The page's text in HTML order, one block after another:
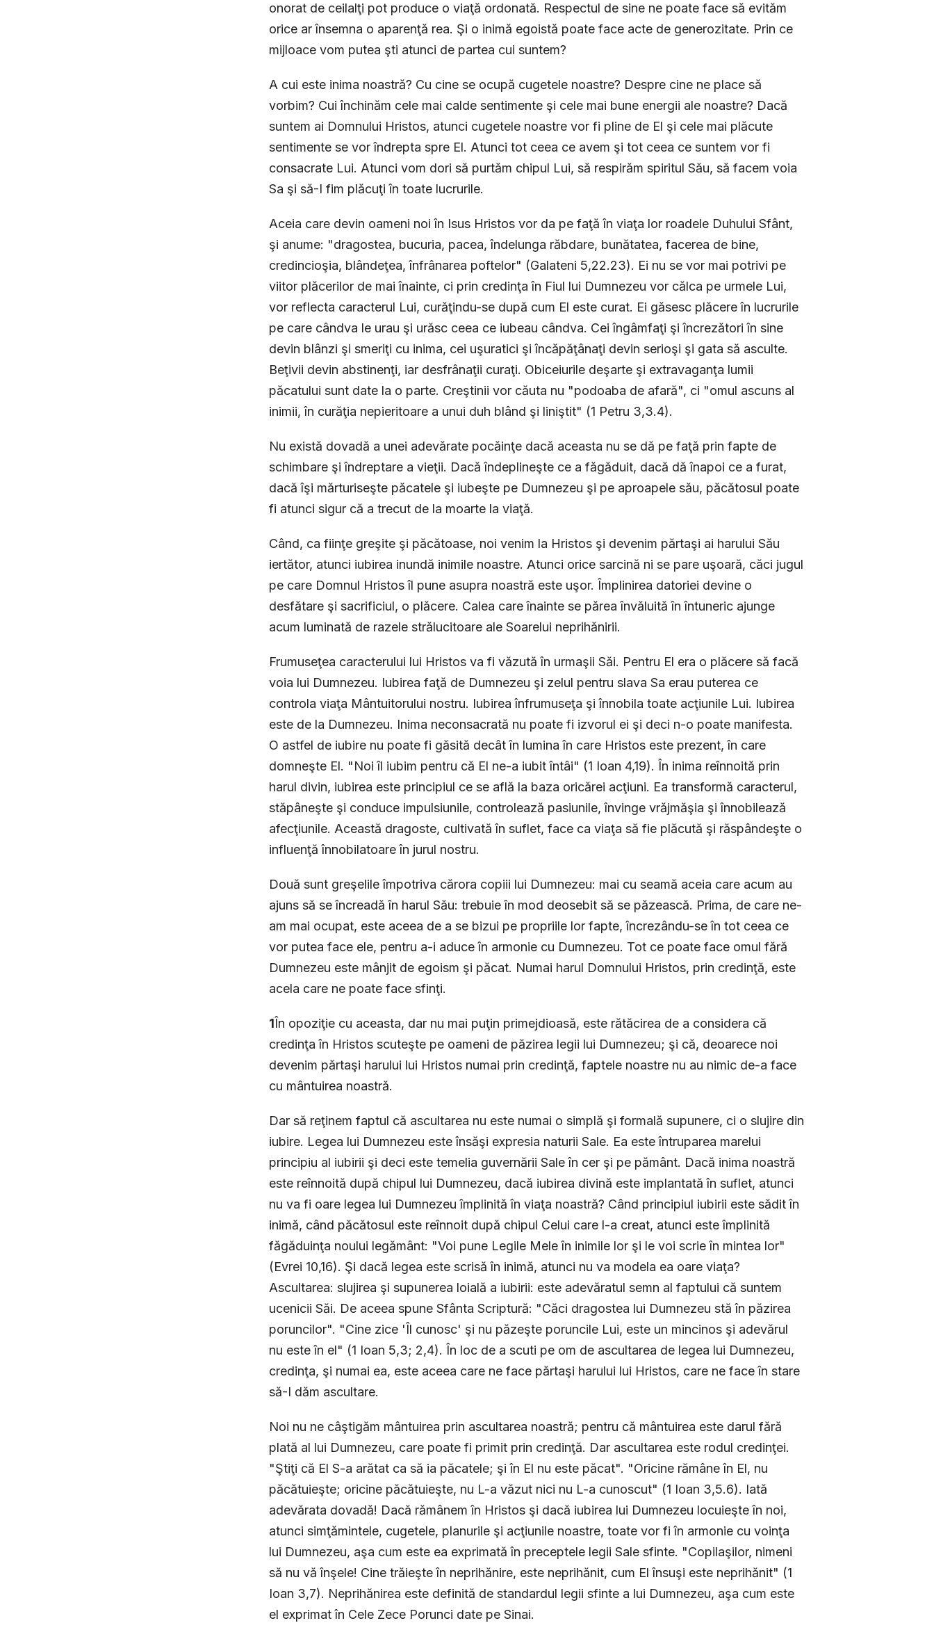
onorat de ceilalţi pot produce o viaţă ordonată. Respectul de sine ne poate face să evităm
orice ar însemna o aparenţă rea. Şi o inimă egoistă poate face acte de generozitate. Prin ce
mijloace vom putea şti atunci de partea cui suntem?
A cui este inima noastră? Cu cine se ocupă cugetele noastre? Despre cine ne place să
vorbim? Cui închinăm cele mai calde sentimente şi cele mai bune energii ale noastre? Dacă
suntem ai Domnului Hristos, atunci cugetele noastre vor fi pline de El şi cele mai plăcute
sentimente se vor îndrepta spre El. Atunci tot ceea ce avem şi tot ceea ce suntem vor fi
consacrate Lui. Atunci vom dori să purtăm chipul Lui, să respirăm spiritul Său, să facem voia
Sa şi să-I fim plăcuţi în toate lucrurile.
Aceia care devin oameni noi în Isus Hristos vor da pe faţă în viaţa lor roadele Duhului Sfânt,
şi anume: "dragostea, bucuria, pacea, îndelunga răbdare, bunătatea, facerea de bine,
credincioşia, blândeţea, înfrânarea poftelor" (Galateni 5,22.23). Ei nu se vor mai potrivi pe
viitor plăcerilor de mai înainte, ci prin credinţa în Fiul lui Dumnezeu vor călca pe urmele Lui,
vor reflecta caracterul Lui, curăţindu-se după cum El este curat. Ei găsesc plăcere în lucrurile
pe care cândva le urau şi urăsc ceea ce iubeau cândva. Cei îngâmfaţi şi încrezători în sine
devin blânzi şi smeriţi cu inima, cei uşuratici şi încăpăţânaţi devin serioşi şi gata să asculte.
Beţivii devin abstinenţi, iar desfrânaţii curaţi. Obiceiurile deşarte şi extravaganţa lumii
păcatului sunt date la o parte. Creştinii vor căuta nu "podoaba de afară", ci "omul ascuns al
inimii, în curăţia nepieritoare a unui duh blând şi liniştit" (1 Petru 3,3.4).
Nu există dovadă a unei adevărate pocăinţe dacă aceasta nu se dă pe faţă prin fapte de
schimbare şi îndreptare a vieţii. Dacă îndeplineşte ce a făgăduit, dacă dă înapoi ce a furat,
dacă îşi mărturiseşte păcatele şi iubeşte pe Dumnezeu şi pe aproapele său, păcătosul poate
fi atunci sigur că a trecut de la moarte la viaţă.
Când, ca fiinţe greşite şi păcătoase, noi venim la Hristos şi devenim părtaşi ai harului Său
iertător, atunci iubirea inundă inimile noastre. Atunci orice sarcină ni se pare uşoară, căci jugul
pe care Domnul Hristos îl pune asupra noastră este uşor. Împlinirea datoriei devine o
desfătare şi sacrificiul, o plăcere. Calea care înainte se părea învăluită în întuneric ajunge
acum luminată de razele strălucitoare ale Soarelui neprihănirii.
Frumuseţea caracterului lui Hristos va fi văzută în urmaşii Săi. Pentru El era o plăcere să facă
voia lui Dumnezeu. Iubirea faţă de Dumnezeu şi zelul pentru slava Sa erau puterea ce
controla viaţa Mântuitorului nostru. Iubirea înfrumuseţa şi înnobila toate acţiunile Lui. Iubirea
este de la Dumnezeu. Inima neconsacrată nu poate fi izvorul ei şi deci n-o poate manifesta.
O astfel de iubire nu poate fi găsită decât în lumina în care Hristos este prezent, în care
domneşte El. "Noi îl iubim pentru că El ne-a iubit întâi" (1 Ioan 4,19). În inima reînnoită prin
harul divin, iubirea este principiul ce se află la baza oricărei acţiuni. Ea transformă caracterul,
stăpâneşte şi conduce impulsiunile, controlează pasiunile, învinge vrăjmăşia şi înnobilează
afecţiunile. Această dragoste, cultivată în suflet, face ca viaţa să fie plăcută şi răspândeşte o
influenţă înnobilatoare în jurul nostru.
Două sunt greşelile împotriva cărora copiii lui Dumnezeu: mai cu seamă aceia care acum au
ajuns să se încreadă în harul Său: trebuie în mod deosebit să se păzească. Prima, de care ne-
am mai ocupat, este aceea de a se bizui pe propriile lor fapte, încrezându-se în tot ceea ce
vor putea face ele, pentru a-i aduce în armonie cu Dumnezeu. Tot ce poate face omul fără
Dumnezeu este mânjit de egoism şi păcat. Numai harul Domnului Hristos, prin credinţă, este
acela care ne poate face sfinţi.
1În opoziţie cu aceasta, dar nu mai puţin primejdioasă, este rătăcirea de a considera că
credinţa în Hristos scuteşte pe oameni de păzirea legii lui Dumnezeu; şi că, deoarece noi
devenim părtaşi harului lui Hristos numai prin credinţă, faptele noastre nu au nimic de-a face
cu mântuirea noastră.
Dar să reţinem faptul că ascultarea nu este numai o simplă şi formală supunere, ci o slujire din
iubire. Legea lui Dumnezeu este însăşi expresia naturii Sale. Ea este întruparea marelui
principiu al iubirii şi deci este temelia guvernării Sale în cer şi pe pământ. Dacă inima noastră
este reînnoită după chipul lui Dumnezeu, dacă iubirea divină este implantată în suflet, atunci
nu va fi oare legea lui Dumnezeu împlinită în viaţa noastră? Când principiul iubirii este sădit în
inimă, când păcătosul este reînnoit după chipul Celui care l-a creat, atunci este împlinită
făgăduinţa noului legământ: "Voi pune Legile Mele în inimile lor şi le voi scrie în mintea lor"
(Evrei 10,16). Şi dacă legea este scrisă în inimă, atunci nu va modela ea oare viaţa?
Ascultarea: slujirea şi supunerea loială a iubirii: este adevăratul semn al faptului că suntem
ucenicii Săi. De aceea spune Sfânta Scriptură: "Căci dragostea lui Dumnezeu stă în păzirea
poruncilor". "Cine zice 'Îl cunosc' şi nu păzeşte poruncile Lui, este un mincinos şi adevărul
nu este în el" (1 Ioan 5,3; 2,4). În loc de a scuti pe om de ascultarea de legea lui Dumnezeu,
credinţa, şi numai ea, este aceea care ne face părtaşi harului lui Hristos, care ne face în stare
să-I dăm ascultare.
Noi nu ne câştigăm mântuirea prin ascultarea noastră; pentru că mântuirea este darul fără
plată al lui Dumnezeu, care poate fi primit prin credinţă. Dar ascultarea este rodul credinţei.
"Ştiţi că El S-a arătat ca să ia păcatele; şi în El nu este păcat". "Oricine rămâne în El, nu
păcătuieşte; oricine păcătuieşte, nu L-a văzut nici nu L-a cunoscut" (1 Ioan 3,5.6). Iată
adevărata dovadă! Dacă rămânem în Hristos şi dacă iubirea lui Dumnezeu locuieşte în noi,
atunci simţămintele, cugetele, planurile şi acţiunile noastre, toate vor fi în armonie cu voinţa
lui Dumnezeu, aşa cum este ea exprimată în preceptele legii Sale sfinte. "Copilaşilor, nimeni
să nu vă înşele! Cine trăieşte în neprihănire, este neprihănit, cum El însuşi este neprihănit" (1
Ioan 3,7). Neprihănirea este definită de standardul legii sfinte a lui Dumnezeu, aşa cum este
el exprimat în Cele Zece Porunci date pe Sinai.